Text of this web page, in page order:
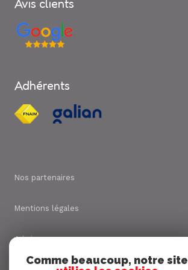
Avis clients
Adhérents
Nos partenaires
Mentions légales
Admin
Comme beaucoup, notre site